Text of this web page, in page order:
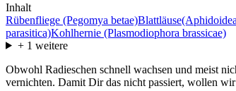
Inhalt
Rübenfliege (Pegomya betae)
parasitica)Kohlhernie (Plasmodiophora brassicae)
+ 1 weitere
Obwohl Radieschen schnell wachsen und meist
vernichten. Damit Dir das nicht passiert, wollen